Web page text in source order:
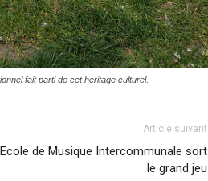
fait parti de cet héritage culturel.
Article suivant
de Musique Intercommunale sort
le grand jeu